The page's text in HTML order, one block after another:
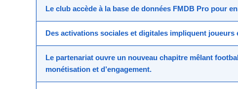
Le club accède à la base de données FMDB Pro pour
Des activations sociales et digitales impliquent
Le partenariat ouvre un nouveau chapitre mêlant
monétisation et d’engagement.